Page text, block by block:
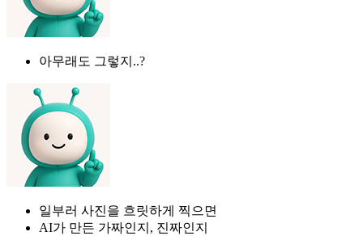
아무래도 그렇지..?
일부러 사진을 흐릿하게 찍으면
AI가 만든 가짜인지, 진짜인지